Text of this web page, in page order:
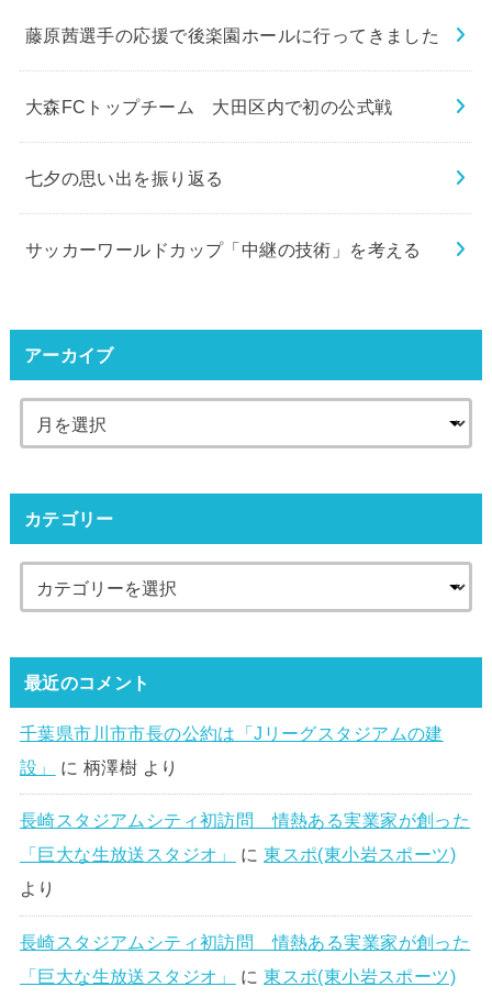
藤原茜選手の応援で後楽園ホールに行ってきました
大森FCトップチーム 大田区内で初の公式戦
七夕の思い出を振り返る
サッカーワールドカップ「中継の技術」を考える
アーカイブ
カテゴリー
最近のコメント
千葉県市川市市長の公約は「Jリーグスタジアムの建
設」
に 柄澤樹 より
長崎スタジアムシティ初訪問 情熱ある実業家が創った
「巨大な生放送スタジオ」
に東スポ(東小岩スポーツ)
より
長崎スタジアムシティ初訪問 情熱ある実業家が創った
「巨大な生放送スタジオ」
に東スポ(東小岩スポーツ)